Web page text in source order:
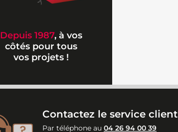
Depuis 1987, à vos
côtés pour tous
vos projets !
Contactez le service client
Par téléphone au 04 26 94 00 39